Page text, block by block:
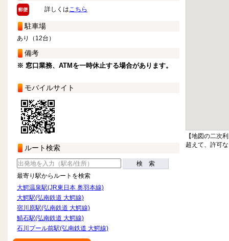
詳しくはこちら
駐車場
あり（12台）
備考
※ 窓口業務、ATMを一時休止する場合があります。
モバイルサイト
ルート検索
検 索
最寄り駅からルートを検索
大鰐温泉駅(JR東日本 奥羽本線)
大鰐駅(弘南鉄道 大鰐線)
宿川原駅(弘南鉄道 大鰐線)
鯖石駅(弘南鉄道 大鰐線)
石川プール前駅(弘南鉄道 大鰐線)
【地図の二次
超えて、許可